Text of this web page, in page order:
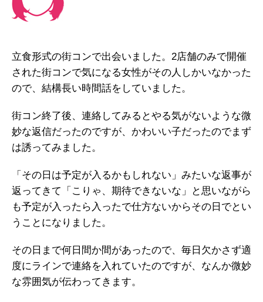
立食形式の街コンで出会いました。2店舗のみで開催
された街コンで気になる女性がその人しかいなかった
ので、結構長い時間話をしていました。
街コン終了後、連絡してみるとやる気がないような微
妙な返信だったのですが、かわいい子だったのでまず
は誘ってみました。
「その日は予定が入るかもしれない」みたいな返事が
返ってきて「こりゃ、期待できないな」と思いながら
も予定が入ったら入ったで仕方ないからその日でとい
うことになりました。
その日まで何日間か間があったので、毎日欠かさず適
度にラインで連絡を入れていたのですが、なんか微妙
な雰囲気が伝わってきます。